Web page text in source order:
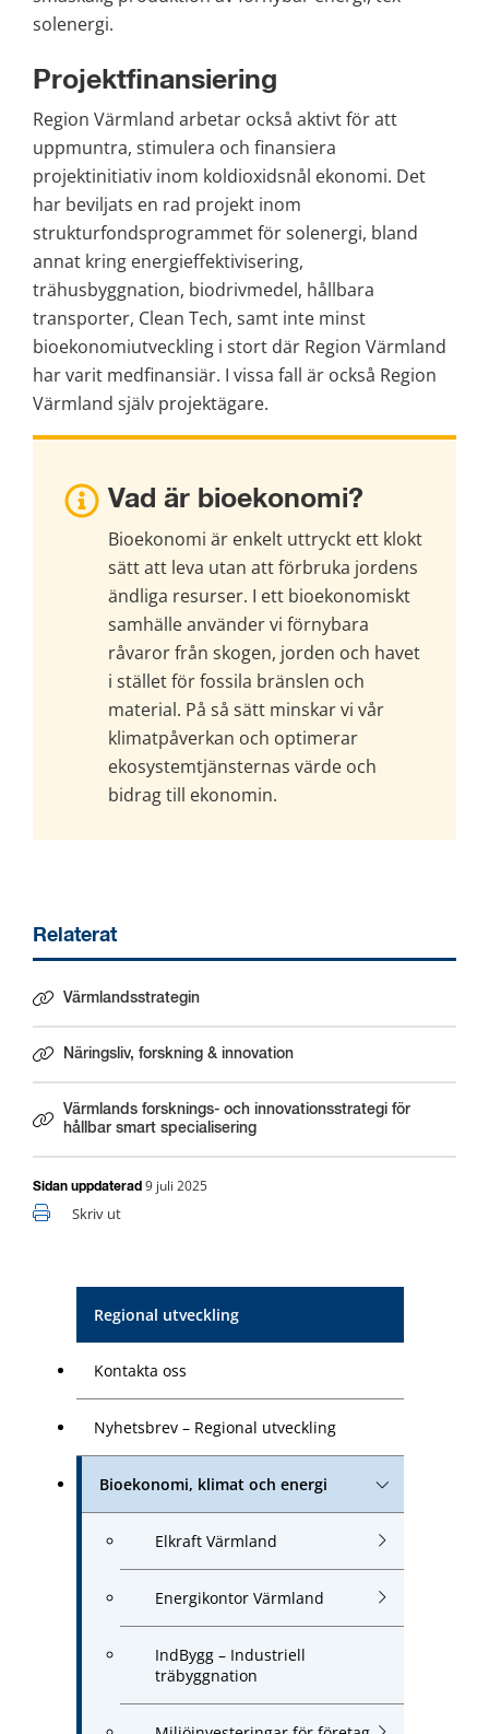
Regional utveckling
Kontakta oss
Nyhetsbrev – Regional utveckling
Bioekonomi, klimat och energi
Elkraft Värmland
Energikontor Värmland
IndBygg – Industriell
träbyggnation
solenergi.
Projektfinansiering
Region Värmland arbetar också aktivt för att
uppmuntra, stimulera och finansiera
projektinitiativ inom koldioxidsnål ekonomi. Det
har beviljats en rad projekt inom
strukturfondsprogrammet för solenergi, bland
annat kring energieffektivisering,
trähusbyggnation, biodrivmedel, hållbara
transporter, Clean Tech, samt inte minst
bioekonomiutveckling i stort där Region Värmland
har varit medfinansiär. I vissa fall är också Region
Värmland själv projektägare.
Vad är bioekonomi?
Bioekonomi är enkelt uttryckt ett klokt
sätt att leva utan att förbruka jordens
ändliga resurser. I ett bioekonomiskt
samhälle använder vi förnybara
råvaror från skogen, jorden och havet
i stället för fossila bränslen och
material. På så sätt minskar vi vår
klimatpåverkan och optimerar
ekosystemtjänsternas värde och
bidrag till ekonomin.
Relaterat
Värmlandsstrategin
Näringsliv, forskning & innovation
Värmlands forsknings- och innovationsstrategi för
hållbar smart specialisering
Pdf, 1 MB, öppnas i nytt fönster.
Sidan uppdaterad 9 juli 2025
Skriv ut